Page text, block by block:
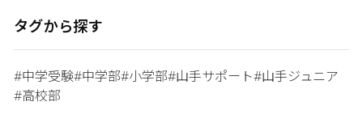
タグから探す
#中学受験#中学部#小学部#山手サポート#山手ジュニア
#高校部